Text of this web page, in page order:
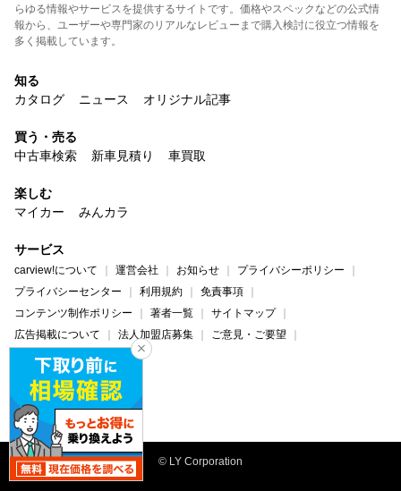
らゆる情報やサービスを提供するサイトです。価格やスペックなどの公式情
報から、ユーザーや専門家のリアルなレビューまで購入検討に役立つ情報を
多く掲載しています。
知る
カタログ
ニュース オリジナル記事
買う・売る
中古車検索
新車見積り 車買取
楽しむ
マイカー
みんカラ
サービス
carview!について 運営会社 お知らせ
プライバシーポリシー
プライバシーセンター
利用規約
免責事項
コンテンツ制作ポリシー
著者一覧
サイトマップ
広告掲載について
法人加盟店募集
ご意見・ご要望
ヘルプ・お問い合わせ
carview! Yahoo! JAPAN
© LY Corporation